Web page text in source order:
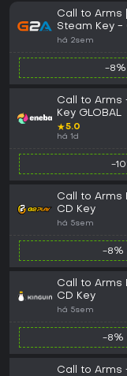
Call to Arms
Steam Key -
há 2sem
-8%
Call to Arms
Key GLOBAL
★5.0
há 1d
-
Call to Arms
CD Key
há 5sem
-8%
Call to Arms
CD Key
há 5sem
-8%
Call to Arms